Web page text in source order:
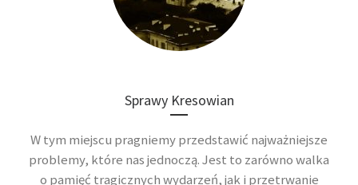
Sprawy Kresowian
W tym miejscu pragniemy przedstawić najważniejsze
problemy, które nas jednoczą. Jest to zarówno walka
o pamięć tragicznych wydarzeń, jak i przetrwanie